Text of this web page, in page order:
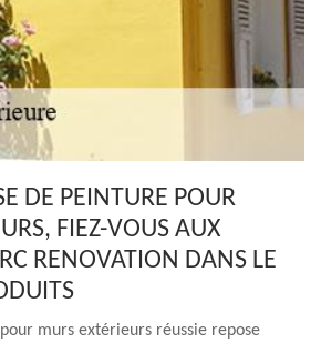
DE PEINTURE POUR
FIEZ-VOUS AUX
RENOVATION DANS LE
murs extérieurs réussie repose